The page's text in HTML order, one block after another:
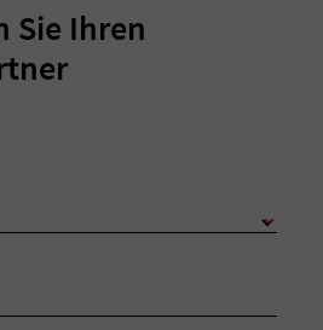
Sie Ihren